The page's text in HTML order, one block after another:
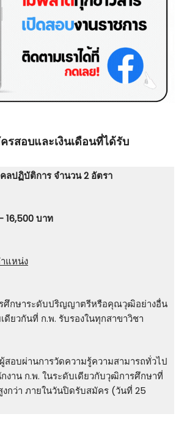
รสอบและเงินเดือนที่ได้รับ
ลปฏิบัติการ จำนวน 2 อัตรา
16,500 บาท
แหน่ง
ศึกษาระดับปริญญาตรีหรือคุณวุฒิอย่างอื่น
ดียวกันที่ ก.พ. รับรองในทุกสาขาวิชา
สอบผ่านการวัดความรู้ความสามารถทั่วไป
งาน ก.พ. ในระดับเดียวกับวุฒิการศึกษาที่
กว่า ภายในวันปิดรับสมัคร (วันที่ 25